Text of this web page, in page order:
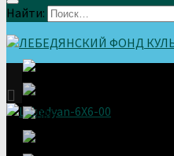
Найти: